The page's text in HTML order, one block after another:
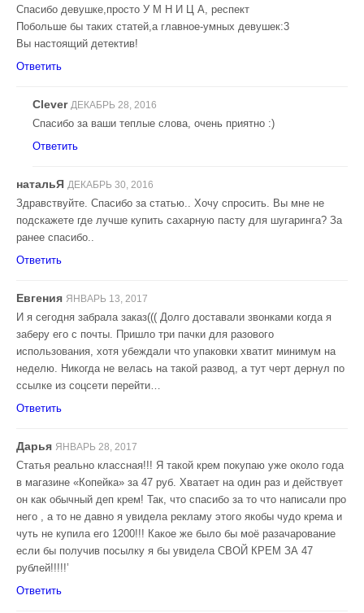
Спасибо девушке,просто У М Н И Ц А, респект
Побольше бы таких статей,а главное-умных девушек:3
Вы настоящий детектив!
Ответить
Clever ДЕКАБРЬ 28, 2016
Спасибо за ваши теплые слова, очень приятно :)
Ответить
натальЯ ДЕКАБРЬ 30, 2016
Здравствуйте. Спасибо за статью.. Хочу спросить. Вы мне не
подскажете где лучше купить сахарную пасту для шугаринга? За
ранее спасибо..
Ответить
Евгения ЯНВАРЬ 13, 2017
И я сегодня забрала заказ((( Долго доставали звонками когда я
заберу его с почты. Пришло три пачки для разового
использования, хотя убеждали что упаковки хватит минимум на
неделю. Никогда не велась на такой развод, а тут черт дернул по
ссылке из соцсети перейти…
Ответить
Дарья ЯНВАРЬ 28, 2017
Статья реально классная!!! Я такой крем покупаю уже около года
в магазине «Копейка» за 47 руб. Хватает на один раз и действует
он как обычный деп крем! Так, что спасибо за то что написали про
него , а то не давно я увидела рекламу этого якобы чудо крема и
чуть не купила его 1200!!! Какое же было бы моё разачарование
если бы получив посылку я бы увидела СВОЙ КРЕМ ЗА 47
рублей!!!!!’
Ответить